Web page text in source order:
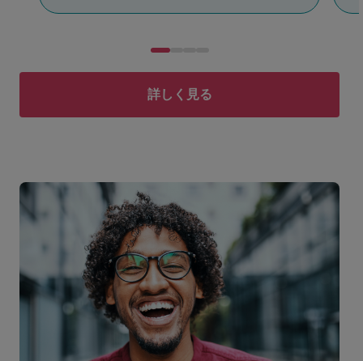
詳しく見る